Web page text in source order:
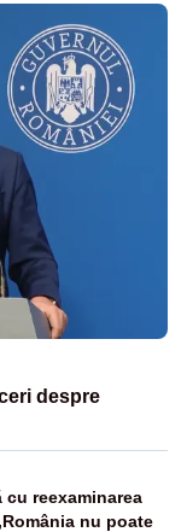
despre
cu reexaminarea
nu poate